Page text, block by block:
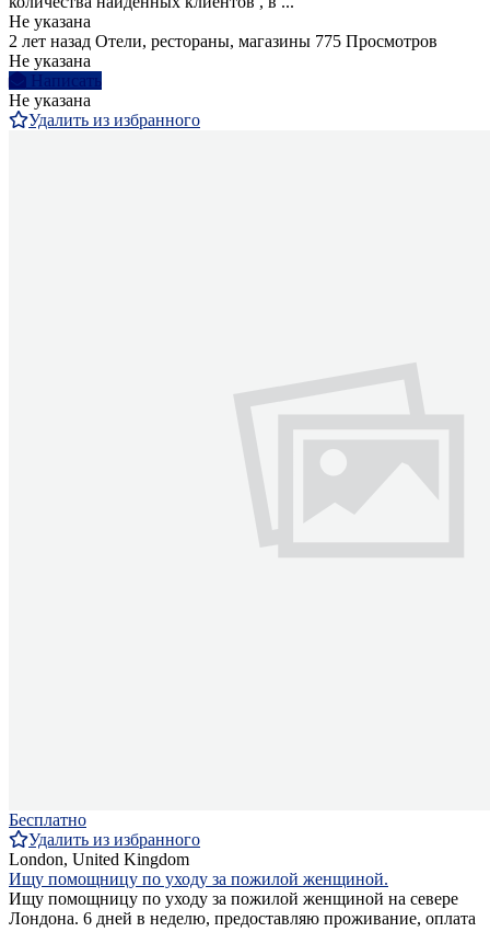
Не указана
2 лет назад Отели, рестораны, магазины 775 Просмотров
Не указана
Написать
Не указана
Удалить из избранного
Бесплатно
Удалить из избранного
London, United Kingdom
Ищу помощницу по уходу за пожилой женщиной.
Ищу помощницу по уходу за пожилой женщиной на севере
Лондона. 6 дней в неделю, предоставляю проживание, оплата